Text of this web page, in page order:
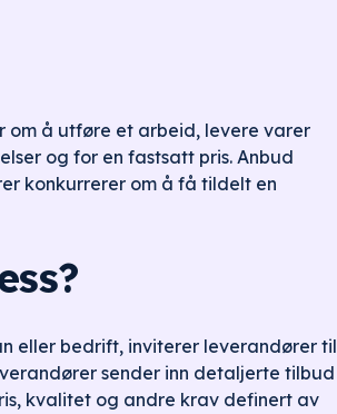
om å utføre et arbeid, levere varer
og for en fastsatt pris. Anbud
konkurrerer om å få tildelt en
eller bedrift, inviterer leverandører til
sender inn detaljerte tilbud
kvalitet og andre krav definert av